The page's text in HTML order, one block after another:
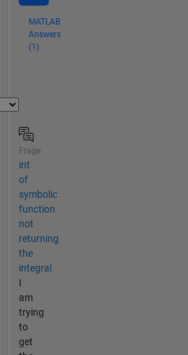
MATLAB
Answers
(1)
Frage
int
of
symbolic
function
not
returning
the
integral
I
am
trying
to
get